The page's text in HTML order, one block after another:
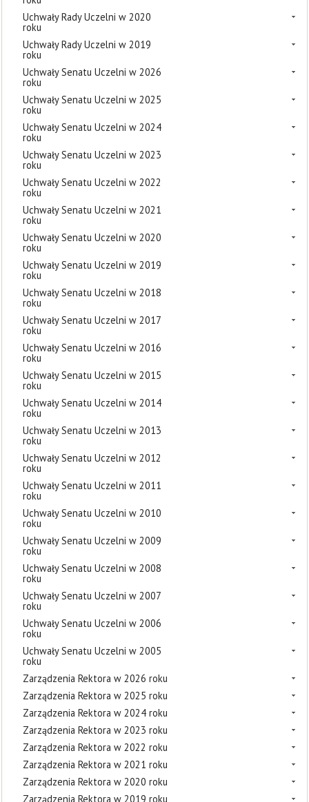
Uchwały Rady Uczelni w 2020
roku
Uchwały Rady Uczelni w 2019
roku
Uchwały Senatu Uczelni w 2026
roku
Uchwały Senatu Uczelni w 2025
roku
Uchwały Senatu Uczelni w 2024
roku
Uchwały Senatu Uczelni w 2023
roku
Uchwały Senatu Uczelni w 2022
roku
Uchwały Senatu Uczelni w 2021
roku
Uchwały Senatu Uczelni w 2020
roku
Uchwały Senatu Uczelni w 2019
roku
Uchwały Senatu Uczelni w 2018
roku
Uchwały Senatu Uczelni w 2017
roku
Uchwały Senatu Uczelni w 2016
roku
Uchwały Senatu Uczelni w 2015
roku
Uchwały Senatu Uczelni w 2014
roku
Uchwały Senatu Uczelni w 2013
roku
Uchwały Senatu Uczelni w 2012
roku
Uchwały Senatu Uczelni w 2011
roku
Uchwały Senatu Uczelni w 2010
roku
Uchwały Senatu Uczelni w 2009
roku
Uchwały Senatu Uczelni w 2008
roku
Uchwały Senatu Uczelni w 2007
roku
Uchwały Senatu Uczelni w 2006
roku
Uchwały Senatu Uczelni w 2005
roku
Zarządzenia Rektora w 2026 roku
Zarządzenia Rektora w 2025 roku
Zarządzenia Rektora w 2024 roku
Zarządzenia Rektora w 2023 roku
Zarządzenia Rektora w 2022 roku
Zarządzenia Rektora w 2021 roku
Zarządzenia Rektora w 2020 roku
Zarządzenia Rektora w 2019 roku